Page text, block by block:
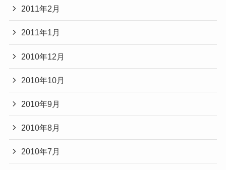
2011年2月
2011年1月
2010年12月
2010年10月
2010年9月
2010年8月
2010年7月